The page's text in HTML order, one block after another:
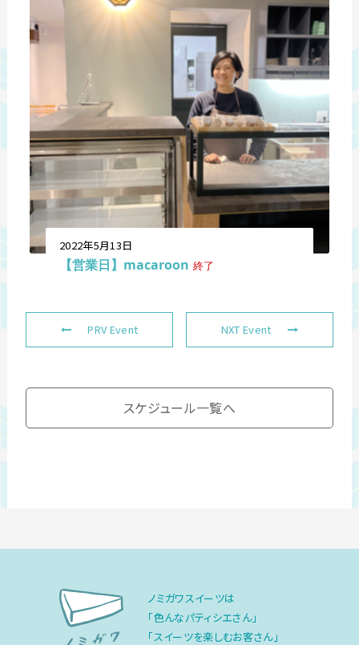
2022年5月13日
【営業日】macaroon 終了
PRV Event NXT Event
スケジュール一覧へ
ノミガワスイーツは
「色んなパティシエさん」
「スイーツを楽しむお客さん」